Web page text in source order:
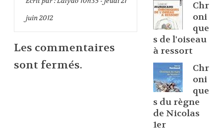
juin 2012
Les commentaires
sont fermés.
Chr
oni
que
s de l'oiseau
à ressort
Chr
oni
que
s du règne
de Nicolas
1er